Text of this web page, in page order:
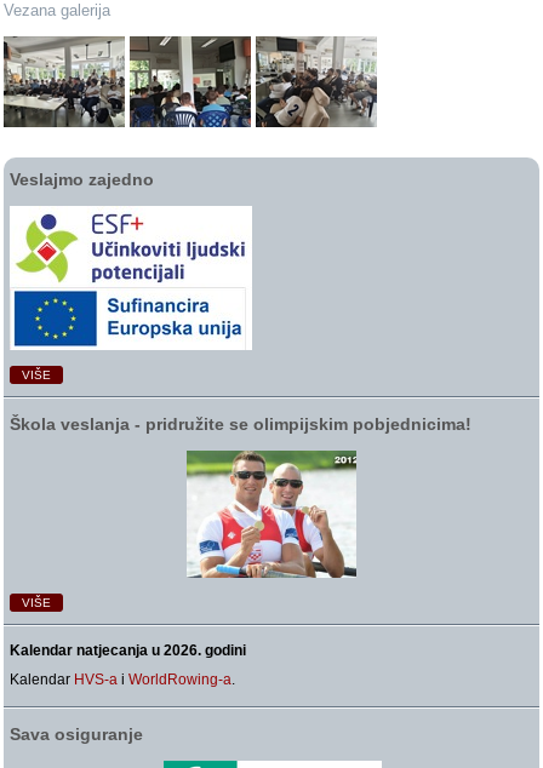
Vezana galerija
Veslajmo zajedno
VIŠE
Škola veslanja ‑ pridružite se olimpijskim pobjednicima!
VIŠE
Kalendar natjecanja u 2026. godini
Kalendar HVS-a iWorldRowing-a.
Sava osiguranje